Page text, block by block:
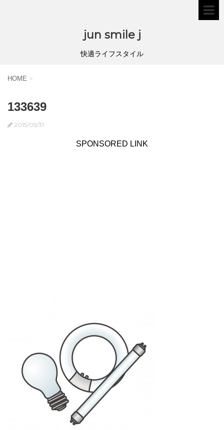
jun smile j
快適ライフスタイル
HOME >
133639
2015/05/31
SPONSORED LINK